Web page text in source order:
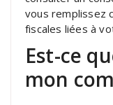
vous remplissez
fiscales liées à
Est-ce
mon